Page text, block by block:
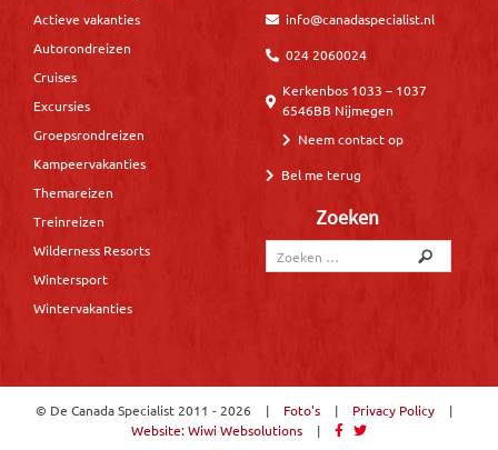
Actieve vakanties
Autorondreizen
Cruises
Excursies
Groepsrondreizen
Kampeervakanties
Themareizen
Treinreizen
Wilderness Resorts
Wintersport
Wintervakanties
info@canadaspecialist.nl
024 2060024
Kerkenbos 1033 – 1037
6546BB Nijmegen
Neem contact op
Bel me terug
Zoeken
© De Canada Specialist 2011 - 2026 | Foto's | Privacy Policy
|
Website: Wiwi Websolutions
|